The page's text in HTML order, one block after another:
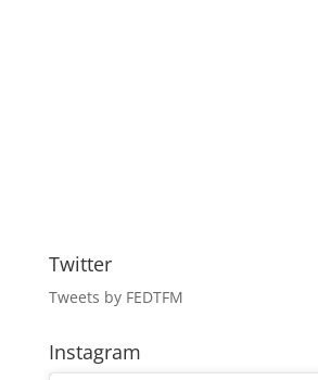
Twitter
Tweets by FEDTFM
Instagram